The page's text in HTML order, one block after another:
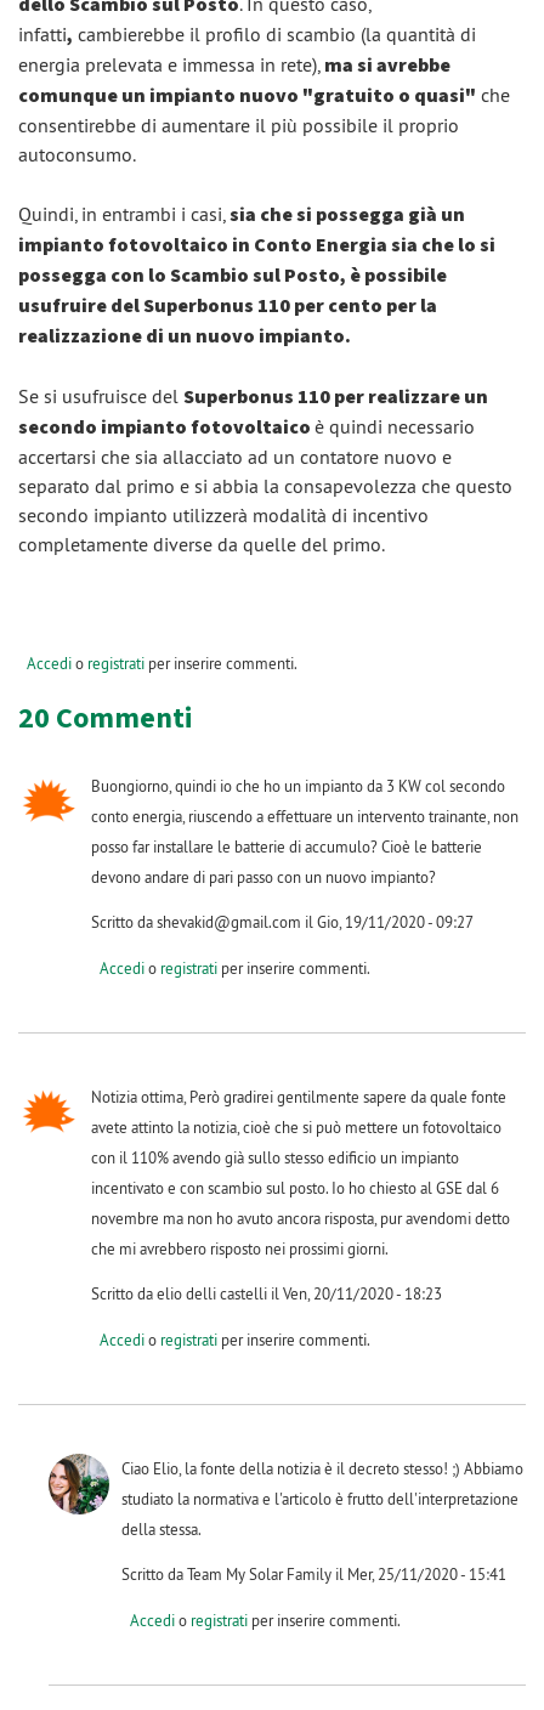
infatti, cambierebbe il profilo di scambio (la quantità di
energia prelevata e immessa in rete), ma si avrebbe
comunque un impianto nuovo "gratuito o quasi" che
consentirebbe di aumentare il più possibile il proprio
autoconsumo.
Quindi, in entrambi i casi,sia che si possegga già un
impianto fotovoltaico in Conto Energia sia che lo si
possegga con lo Scambio sul Posto, è possibile
usufruire del Superbonus 110 per cento per la
realizzazione di un nuovo impianto.
Se si usufruisce del Superbonus 110 per realizzare un
secondo impianto fotovoltaico è quindi necessario
accertarsi che sia allacciato ad un contatore nuovo e
separato dal primo e si abbia la consapevolezza che questo
secondo impianto utilizzerà modalità di incentivo
completamente diverse da quelle del primo.
Accedio registratiper inserire commenti.
20 Commenti
Buongiorno, quindi io che ho un impianto da 3 KW col secondo
conto energia, riuscendo a effettuare un intervento trainante, non
posso far installare le batterie di accumulo? Cioè le batterie
devono andare di pari passo con un nuovo impianto?
Scritto da shevakid@gmail.com il Gio, 19/11/2020 - 09:27
Accedio registratiper inserire commenti.
Notizia ottima, Però gradirei gentilmente sapere da quale fonte
avete attinto la notizia, cioè che si può mettere un fotovoltaico
con il 110% avendo già sullo stesso edificio un impianto
incentivato e con scambio sul posto. Io ho chiesto al GSE dal 6
novembre ma non ho avuto ancora risposta, pur avendomi detto
che mi avrebbero risposto nei prossimi giorni.
Scritto da elio delli castelli il Ven, 20/11/2020 - 18:23
Accedio registratiper inserire commenti.
Ciao Elio, la fonte della notizia è il decreto stesso! ;) Abbiamo
studiato la normativa e l'articolo è frutto dell'interpretazione
della stessa.
Scritto da Team My Solar Family il Mer, 25/11/2020 - 15:41
Accedio registratiper inserire commenti.